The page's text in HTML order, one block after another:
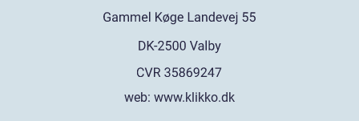
web: www.klikko.dk